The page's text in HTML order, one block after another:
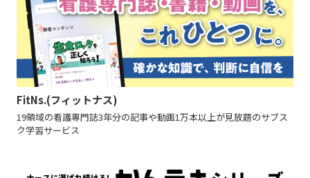
FitNs.(フィットナス)
19領域の看護専門誌3年分の記事や動画1万本以上が見放題のサブス
ク学習サービス